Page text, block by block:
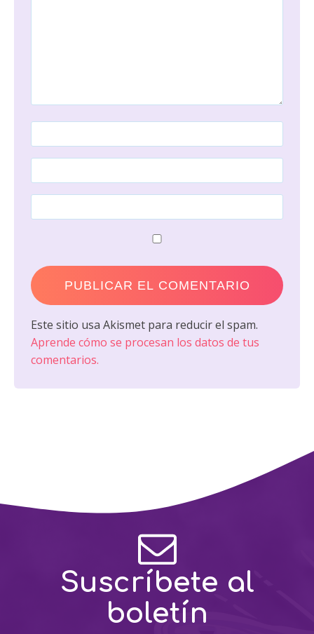
Este sitio usa Akismet para reducir el spam.
Aprende cómo se procesan los datos de tus
comentarios.
Suscríbete al
boletín